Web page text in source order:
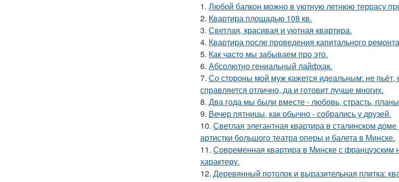
1. Любой балкон можно в уютную летнюю террасу
2. Квартира площадью 108 кв.
3. Светлая, красивая и уютная квартира.
4. Квартира после проведения капитального
5. Как часто мы забываем про это.
6. Абсолютно гениальный лайфхак.
7. Со стороны мой муж кажется идеальным: не пьёт,
справляется отлично, да и готовит лучше многих.
8. Два года мы были вместе - любовь, страсть,
9. Вечер пятницы, как обычно - собрались у друзей.
10. Светлая элегантная квартира в сталинском
артистки большого театра оперы и балета в Минске.
11. Современная квартира в Минске с французским
характеру.
12. Деревянный потолок и выразительная плитка: